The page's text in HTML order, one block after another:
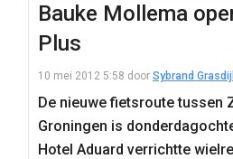
Bauke Mollema
Plus
10 mei 2012 5:58 door Sybrand
De nieuwe fietsroute tussen
Groningen is
Hotel Aduard verrichtte